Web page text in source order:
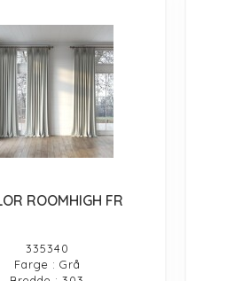
ROOMHIGH FR
335340
Farge : Grå